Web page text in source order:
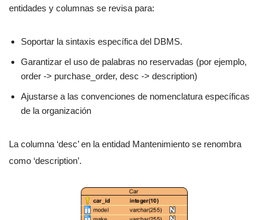
entidades y columnas se revisa para:
Soportar la sintaxis específica del DBMS.
Garantizar el uso de palabras no reservadas (por ejemplo,
order -> purchase_order, desc -> description)
Ajustarse a las convenciones de nomenclatura específicas
de la organización
La columna ‘desc’ en la entidad Mantenimiento se renombra
como ‘description’.